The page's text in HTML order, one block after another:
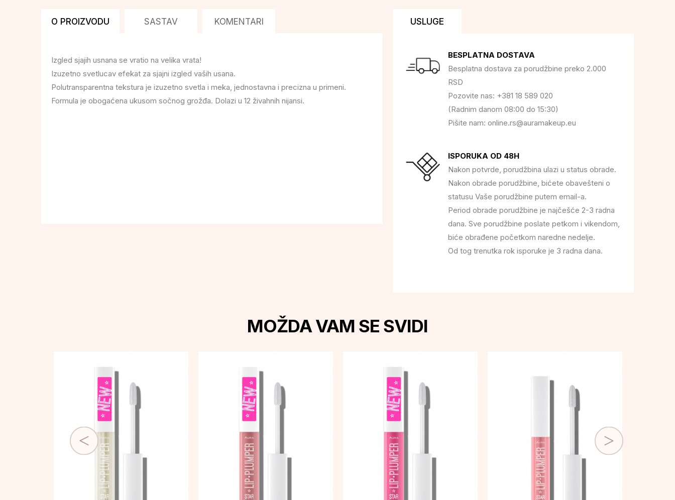
O PROIZVODU SASTAV KOMENTARI
Izgled sjajih usnana se vratio na velika vrata!
Izuzetno svetlucav efekat za sjajni izgled vaših usana.
Polutransparentna tekstura je izuzetno svetla i meka, jednostavna i precizna u primeni.
Formula je obogaćena ukusom sočnog grožđa. Dolazi u 12 živahnih nijansi.
USLUGE
BESPLATNA DOSTAVA
Besplatna dostava za porudžbine preko 2.000
RSD
Pozovite nas: +381 18 589 020
(Radnim danom 08:00 do 15:30)
Pišite nam: online.rs@auramakeup.eu
ISPORUKA OD 48H
Nakon potvrde, porudžbina ulazi u status obrade.
Nakon obrade porudžbine, bićete obavešteni o
statusu Vaše porudžbine putem email-a.
Period obrade porudžbine je najčešće 2-3 radna
dana. Sve porudžbine poslate petkom i vikendom,
biće obrađene početkom naredne nedelje.
Od tog trenutka rok isporuke je 3 radna dana.
MOŽDA VAM SE SVIDI